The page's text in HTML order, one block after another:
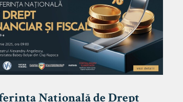
Națională de Drept